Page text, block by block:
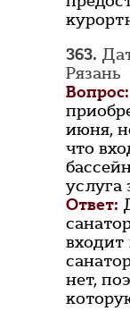
363.
Рязань
Вопрос:
июня,
что
услуга
Ответ:
входит
нет,